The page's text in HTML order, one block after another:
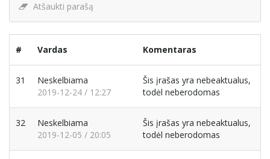
Atšaukti parašą
# Vardas Komentaras
31
Neskelbiama
2019-12-24 / 12:27
Šis įrašas yra nebeaktualus,
todėl neberodomas
32
Neskelbiama
2019-12-05 / 20:05
Šis įrašas yra nebeaktualus,
todėl neberodomas